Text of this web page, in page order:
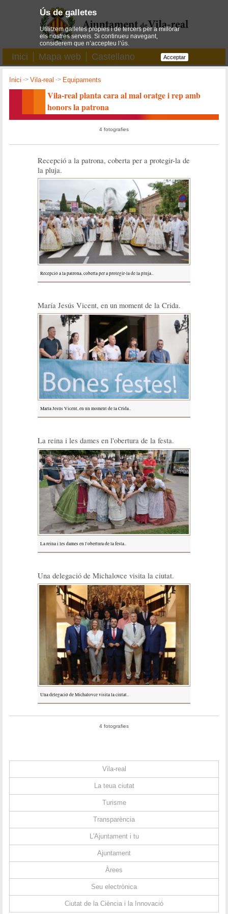
Inici Mapa web Castellano
Inici ->Vila-real -> Equipaments
Vila-real planta cara al mal oratge i rep amb
honors la patrona
4 fotografies
Recepció a la patrona, coberta per a protegir-la de
la pluja.
Recepció a la patrona, coberta per a protegir-la de la pluja..
María Jesús Vicent, en un moment de la Crida.
María Jesús Vicent, en un moment de la Crida..
La reina i les dames en l'obertura de la festa.
La reina i les dames en l'obertura de la festa..
Una delegació de Michalovce visita la ciutat.
Una delegació de Michalovce visita la ciutat..
4 fotografies
Vila-real
La teua ciutat
Turisme
Transparència
L'Ajuntament i tu
Ajuntament
Àrees
Seu electrònica
Ciutat de la Ciència i la Innovació
Ús de galletes
Utilitzem galletes pròpies i de tercers per a millorar
els nostres serveis. Si continueu navegant,
considerem que n’accepteu l’ús.
Acceptar